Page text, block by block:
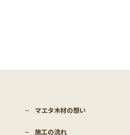
マエタ木材の想い
施工の流れ